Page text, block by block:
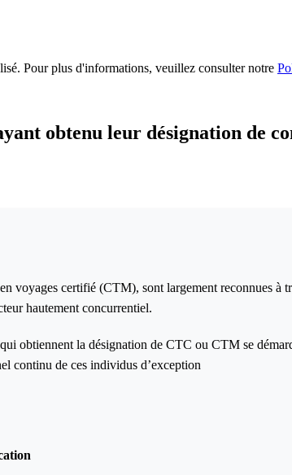
Pour plus d'informations, veuillez consulter notre
obtenu leur désignation de
certifié (CTM), sont largement reconnues à
hautement concurrentiel.
obtiennent la désignation de CTC ou CTM se
continu de ces individus d’exception